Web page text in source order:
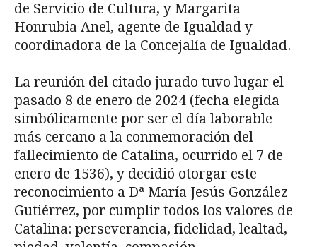
de Servicio de Cultura, y Margarita
Honrubia Anel, agente de Igualdad y
coordinadora de la Concejalía de Igualdad.
La reunión del citado jurado tuvo lugar el
pasado 8 de enero de 2024 (fecha elegida
simbólicamente por ser el día laborable
más cercano a la conmemoración del
fallecimiento de Catalina, ocurrido el 7 de
enero de 1536), y decidió otorgar este
reconocimiento a Dª María Jesús González
Gutiérrez, por cumplir todos los valores de
Catalina: perseverancia, fidelidad, lealtad,